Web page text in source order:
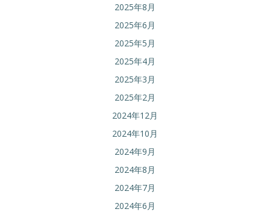
2025年8月
2025年6月
2025年5月
2025年4月
2025年3月
2025年2月
2024年12月
2024年10月
2024年9月
2024年8月
2024年7月
2024年6月